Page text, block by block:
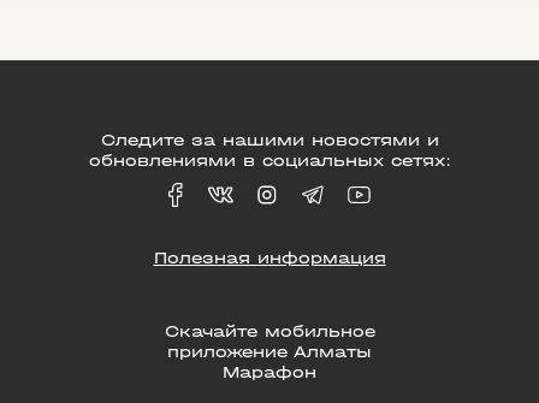
Скачайте мобильное
приложение Алматы
Марафон
Следите за нашими новостями и
обновлениями в социальных сетях:
Полезная информация